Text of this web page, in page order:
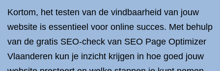
Kortom, het testen van de vindbaarheid van jouw
website is essentieel voor online succes. Met behulp
van de gratis SEO-check van SEO Page Optimizer
Vlaanderen kun je inzicht krijgen in hoe goed jouw